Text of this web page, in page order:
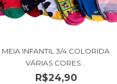
MEIA INFANTIL 3/4 COLORIDA
VÁRIAS CORES...
R$24,90